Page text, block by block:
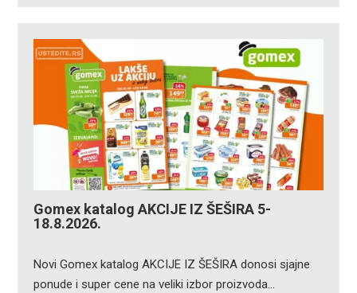
Gomex katalog AKCIJE IZ ŠEŠIRA 5-
18.8.2026.
Novi Gomex katalog AKCIJE IZ ŠEŠIRA donosi sjajne
ponude i super cene na veliki izbor proizvoda…